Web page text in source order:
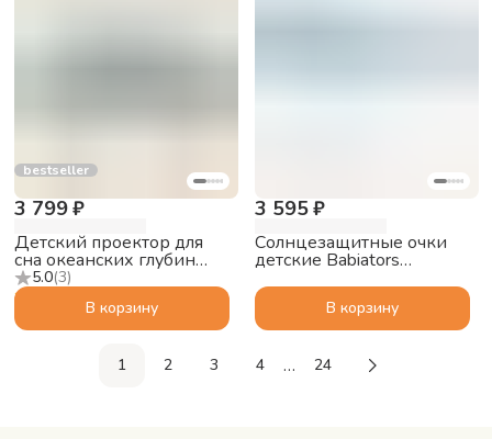
bestseller
5.0(3)
3 799 ₽
Детский проектор для
сна океанских глубин
ZAZU Краб Коди (Cody)
В корзину
3 595 ₽
Солнцезащитные очки
детские Babiators
Сумеречный синий, 3-5
В корзину
1 2 3 4 … 24